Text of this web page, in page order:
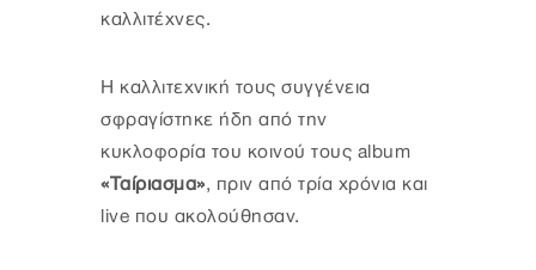
καλλιτέχνες.
Η καλλιτεχνική τους συγγένεια
σφραγίστηκε ήδη από την
κυκλοφορία του κοινού τους album
«Ταίριασμα», πριν από τρία χρόνια και
live που ακολούθησαν.